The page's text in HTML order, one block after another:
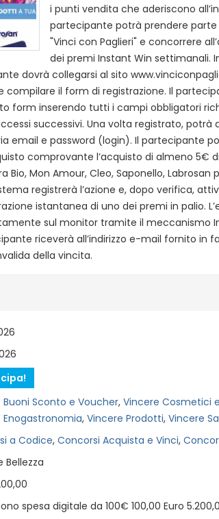
i punti vendita che aderiscono
partecipante potrà prendere parte
"Vinci con Paglieri" e concorrere
dei premi Instant Win settimanali.
dovrà collegarsi al sito
compilare il form di registrazione. Il
form inserendo tutti i campi obbligatori
successivi. Una volta registrato, potrà
email e password (login). Il partecipante
comprovante l’acquisto di almeno 5€
Bio, Mon Amour, Cleo, Saponello, Labrosan
registrerà l’azione e, dopo verifica,
istantanea di uno dei premi in palio.
sul monitor tramite il meccanismo
riceverà all’indirizzo e-mail fornito in
della vincita.
Buoni Sconto e Voucher, Vincere Cosmetici
Enogastronomia, Vincere Prodotti, Vincere
a Codice, Concorsi Acquista e Vinci,
Bellezza
spesa digitale da 100€ 100,00 Euro